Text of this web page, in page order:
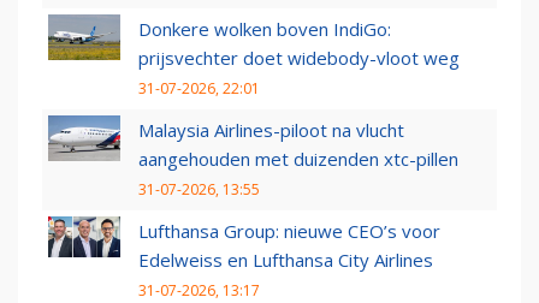
Donkere wolken boven IndiGo:
prijsvechter doet widebody-vloot weg
31-07-2026, 22:01
Malaysia Airlines-piloot na vlucht
aangehouden met duizenden xtc-pillen
31-07-2026, 13:55
Lufthansa Group: nieuwe CEO’s voor
Edelweiss en Lufthansa City Airlines
31-07-2026, 13:17